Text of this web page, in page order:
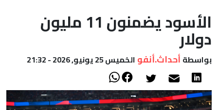
أعمدة الأسود يضمنون 11 مليون
دولار
بواسطة أحداث.أنفو الخميس 25 يونيو, 2026 - 21:32